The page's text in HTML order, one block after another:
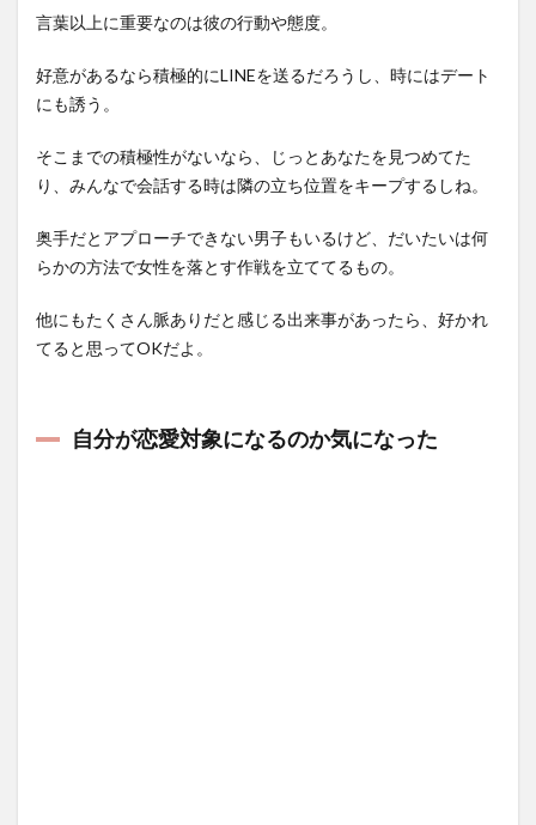
言葉以上に重要なのは彼の行動や態度。
好意があるなら積極的にLINEを送るだろうし、時にはデート
にも誘う。
そこまでの積極性がないなら、じっとあなたを見つめてた
り、みんなで会話する時は隣の立ち位置をキープするしね。
奥手だとアプローチできない男子もいるけど、だいたいは何
らかの方法で女性を落とす作戦を立ててるもの。
他にもたくさん脈ありだと感じる出来事があったら、好かれ
てると思ってOKだよ。
自分が恋愛対象になるのか気になった